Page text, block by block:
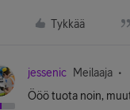
Tykkää
jessenic Meilaaja
Ööö tuota noin,